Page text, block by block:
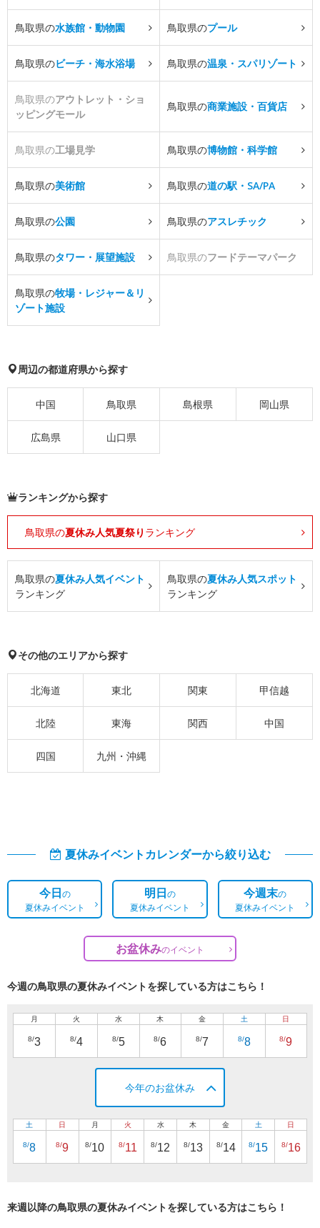
鳥取県の水族館・動物園 鳥取県のプール
鳥取県のビーチ・海水浴場 鳥取県の温泉・スパリゾート
鳥取県のアウトレット・ショ
ッピングモール
鳥取県の商業施設・百貨店
鳥取県の工場見学 鳥取県の博物館・科学館
鳥取県の美術館 鳥取県の道の駅・SA/PA
鳥取県の公園 鳥取県のアスレチック
鳥取県のタワー・展望施設 鳥取県のフードテーマパーク
鳥取県の牧場・レジャー＆リ
ゾート施設
周辺の都道府県から探す
中国 鳥取県 島根県 岡山県
広島県 山口県
ランキングから探す
鳥取県の夏休み人気夏祭り ランキング
鳥取県の夏休み人気イベント
ランキング
鳥取県の夏休み人気スポット
ランキング
その他のエリアから探す
北海道 東北 関東 甲信越
北陸 東海 関西 中国
四国 九州・沖縄
夏休みイベントカレンダーから絞り込む
今日の
夏休みイベント
明日の
夏休みイベント
今週末の
夏休みイベント
お盆休みのイベント
今週の鳥取県の夏休みイベントを探している方はこちら！
月
8/3
火
8/4
水
8/5
木
8/6
金
8/7
土
8/8
日
8/9
今年のお盆休み
土
8/8
日
8/9
月
8/10
火
8/11
水
8/12
木
8/13
金
8/14
土
8/15
日
8/16
来週以降の鳥取県の夏休みイベントを探している方はこちら！